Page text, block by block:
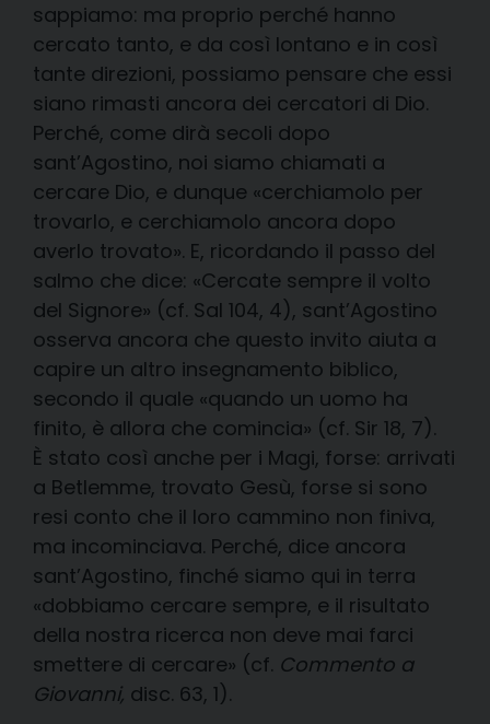
sappiamo: ma proprio perché hanno
cercato tanto, e da così lontano e in così
tante direzioni, possiamo pensare che essi
siano rimasti ancora dei cercatori di Dio.
Perché, come dirà secoli dopo
sant’Agostino, noi siamo chiamati a
cercare Dio, e dunque «cerchiamolo per
trovarlo, e cerchiamolo ancora dopo
averlo trovato». E, ricordando il passo del
salmo che dice: «Cercate sempre il volto
del Signore» (cf. Sal 104, 4), sant’Agostino
osserva ancora che questo invito aiuta a
capire un altro insegnamento biblico,
secondo il quale «quando un uomo ha
finito, è allora che comincia» (cf. Sir 18, 7).
È stato così anche per i Magi, forse: arrivati
a Betlemme, trovato Gesù, forse si sono
resi conto che il loro cammino non finiva,
ma incominciava. Perché, dice ancora
sant’Agostino, finché siamo qui in terra
«dobbiamo cercare sempre, e il risultato
della nostra ricerca non deve mai farci
smettere di cercare» (cf. Commento a
Giovanni, disc. 63, 1).